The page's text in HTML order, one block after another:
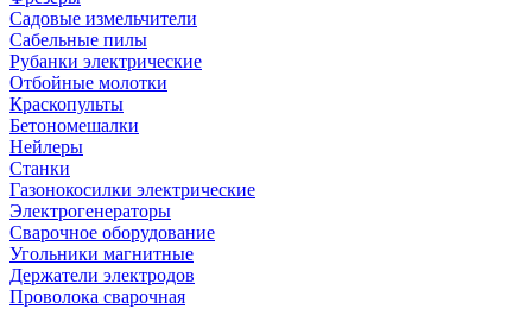
Садовые измельчители
Сабельные пилы
Рубанки электрические
Отбойные молотки
Краскопульты
Бетономешалки
Нейлеры
Станки
Газонокосилки электрические
Электрогенераторы
Сварочное оборудование
Угольники магнитные
Держатели электродов
Проволока сварочная